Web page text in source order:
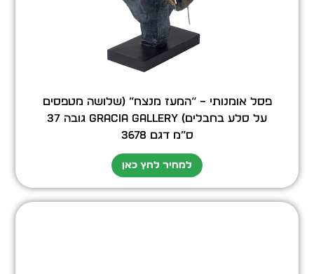
פסל אומנותי – “המעז מנצח” (שלושה מטפסים
על סלע בחבלים) GRACIA GALLERY גובה 37
ס”מ דגם 3678
למחיר לחץ כאן